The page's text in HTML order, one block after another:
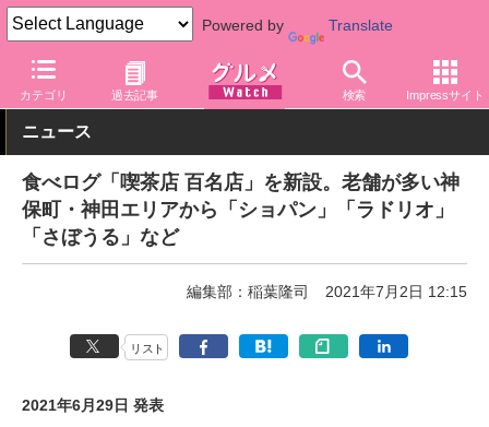
Powered by Translate
カテゴリ 過去記事 検索 Impressサイト
グルメ Watch 店舗 カフェ
ニュース
食べログ「喫茶店 百名店」を新設。老舗が多い神
保町・神田エリアから「ショパン」「ラドリオ」
「さぼうる」など
編集部：稲葉隆司 2021年7月2日 12:15
リスト
2021年6月29日 発表